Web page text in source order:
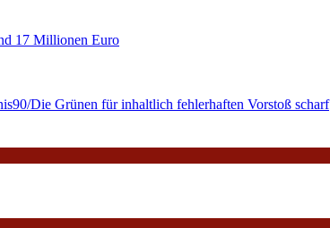
17 Millionen Euro
Die Grünen für inhaltlich fehlerhaften Vorstoß scharf